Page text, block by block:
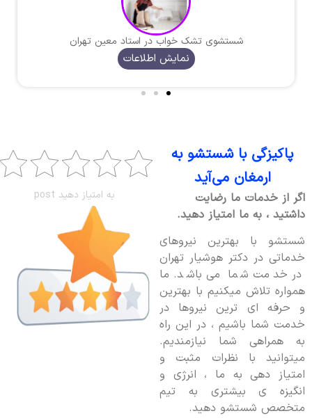
شستشوی تشک خواب در استاد معین تهران
نمایش اطلاعات
پاکیزگی با شستشو به
ارمغان می‌آید
اگر از خدمات ما رضایت
داشتید ، به ما امتیاز دهید.
شستشو با بهترین نیروهای
خدماتی در دکتر هوشیار تهران
در خدمت شما می باشد. ما
همواره تلاش میکنیم با بهترین
و حرفه ای ترین نیروها در
خدمت شما باشیم ، در این راه
به همراهی شما نیازمندیم.
میتوانید با نظرات مثبت و
امتیاز دهی به ما ، انرژی و
انگیزه ی بیشتری به تیم
متخصص شستشو دهید.
به امتیاز دهید post